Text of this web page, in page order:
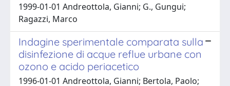
1999-01-01 Andreottola, Gianni; G., Gungui;
Ragazzi, Marco
Indagine sperimentale comparata sulla
disinfezione di acque reflue urbane con
ozono e acido periacetico
1996-01-01 Andreottola, Gianni; Bertola, Paolo;